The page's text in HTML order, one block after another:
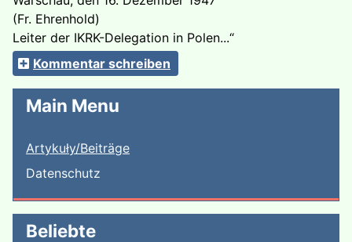
Main Menu
Artykuły/Beiträge
Datenschutz
Beliebte
(Fr. Ehrenhold)
Leiter der IKRK-Delegation in Polen...“
Kommentar schreiben